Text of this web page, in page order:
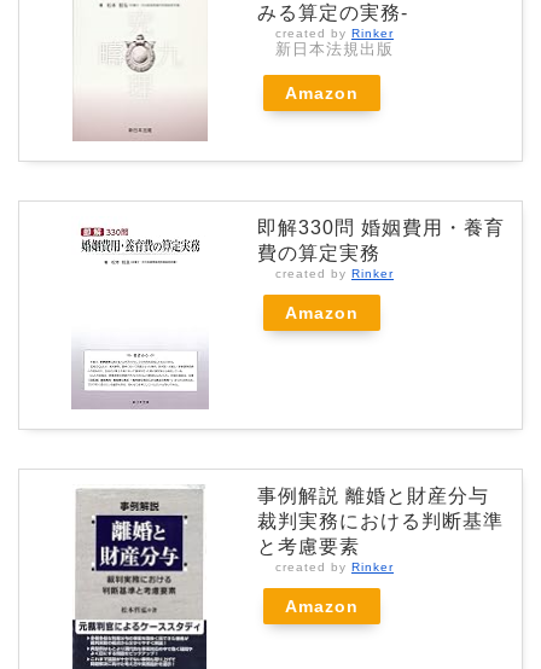
みる算定の実務-
created by Rinker
新日本法規出版
Amazon
即解330問 婚姻費用・養育
費の算定実務
created by Rinker
Amazon
事例解説 離婚と財産分与
裁判実務における判断基準
と考慮要素
created by Rinker
Amazon